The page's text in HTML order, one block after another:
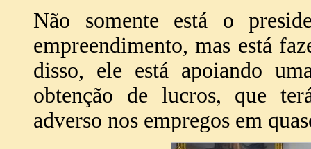
Não somente está o
empreendimento, mas está
disso, ele está apoiando
obtenção de lucros, que
adverso nos empregos em